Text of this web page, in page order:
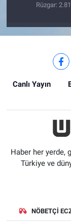
Rüzgar:
Canlı Yayın
Haber her yerde,
Türkiye ve
NÖBETÇI